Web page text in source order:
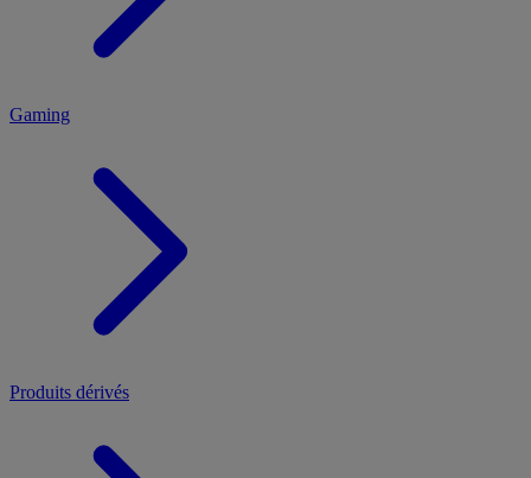
Gaming
Produits dérivés